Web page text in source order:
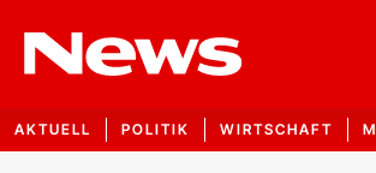
AKTUELL POLITIK WIRTSCHAFT